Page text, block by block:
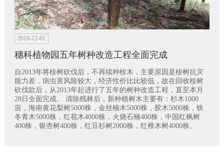
2018-12-01
穗科植物园五年树种改造工程全面完成
自2013年将桉树砍伐后，不再续种桉木，主要原因是桉树抗灾
能力差，病虫害风险较大，经济性价比比较低，故在回收桉树
砍伐款后，从2013年起进行了五年的树种改造工程，直至本月
28日全面完成。 清除残林后，新种植树木主要有：杉木1000
亩，海南黄花梨树5000株，金丝楠木5000株，胶木5000株，铁
冬青木5000株，红苞木4000株，火烧石楠400株，中国红枫树
400株，银杏树400株，红豆杉树2000株，红椎木树4000株。